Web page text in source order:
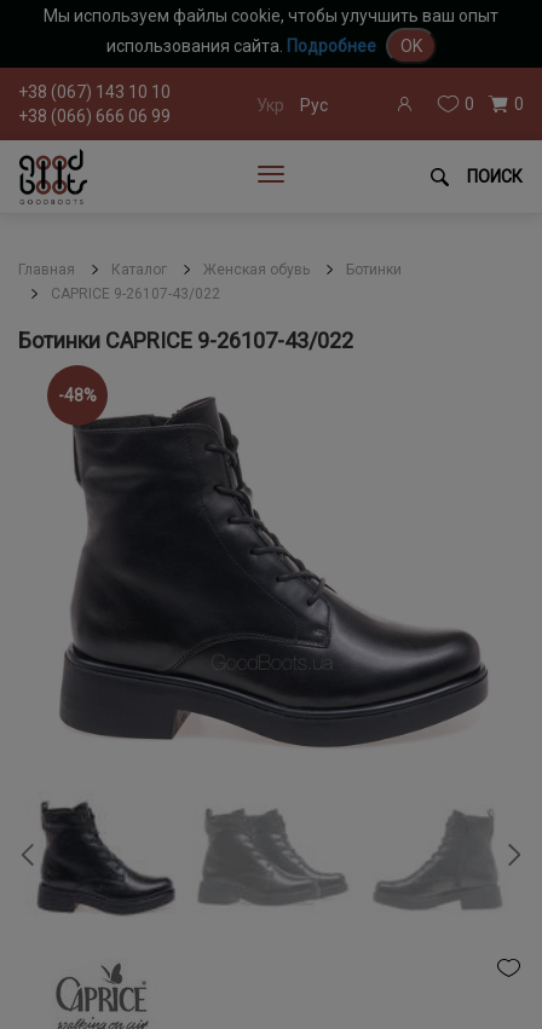
Мы используем файлы cookie, чтобы улучшить ваш опыт
использования сайта. Подробнее OK
+38 (067) 143 10 10
+38 (066) 666 06 99
Укр Рус 0 0
ПОИСК
Главная Каталог Женская обувь
Ботинки
CAPRICE 9-26107-43/022
Ботинки CAPRICE 9-26107-43/022
-48%